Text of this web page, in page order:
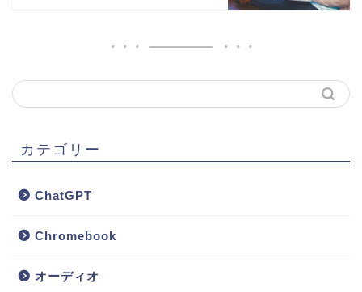
カテゴリー
ChatGPT
Chromebook
オーディオ